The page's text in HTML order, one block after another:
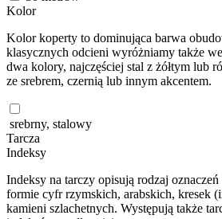
Kolor
Kolor koperty to dominująca barwa
klasycznych odcieni wyróżniamy także
dwa kolory, najczęściej stal z żółtym lub
ze srebrem, czernią lub innym akcentem.
srebrny, stalowy
Tarcza
Indeksy
Indeksy na tarczy opisują rodzaj
formie cyfr rzymskich, arabskich, kresek
kamieni szlachetnych. Występują także